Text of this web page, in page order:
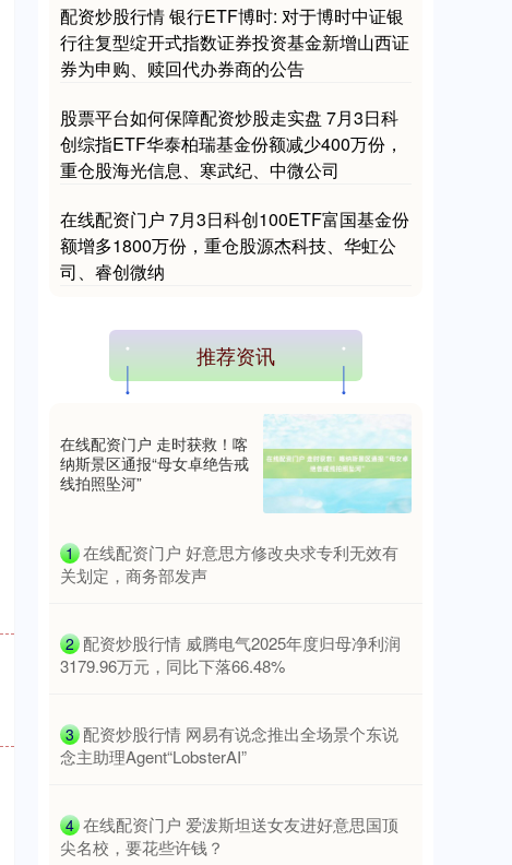
配资炒股行情 银行ETF博时: 对于博时中证银
行往复型绽开式指数证券投资基金新增山西证
券为申购、赎回代办券商的公告
股票平台如何保障配资炒股走实盘 7月3日科
创综指ETF华泰柏瑞基金份额减少400万份，
重仓股海光信息、寒武纪、中微公司
在线配资门户 7月3日科创100ETF富国基金份
额增多1800万份，重仓股源杰科技、华虹公
司、睿创微纳
推荐资讯
在线配资门户 走时获救！喀
纳斯景区通报“母女卓绝告戒
线拍照坠河”
1 ​在线配资门户 好意思方修改央求专利无效有
关划定，商务部发声
2 ​配资炒股行情 威腾电气2025年度归母净利润
3179.96万元，同比下落66.48%
3 ​配资炒股行情 网易有说念推出全场景个东说
念主助理Agent“LobsterAI”
4 ​在线配资门户 爱泼斯坦送女友进好意思国顶
尖名校，要花些许钱？